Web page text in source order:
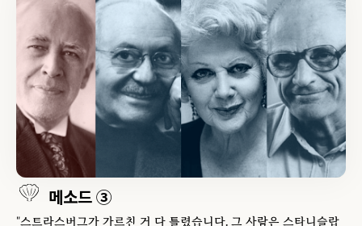
메소드 ③
"스트라스버그가 가르친 거 다 틀렸습니다. 그 사람은 스타니슬랍